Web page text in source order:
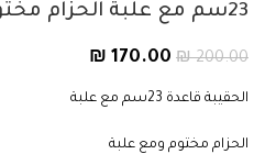
23سم مع علبة الحزام مختوم ومع علبة
₪200.00
₪ 170.00
الحقيبة قاعدة 23سم مع علبة
الحزام مختوم ومع علبة